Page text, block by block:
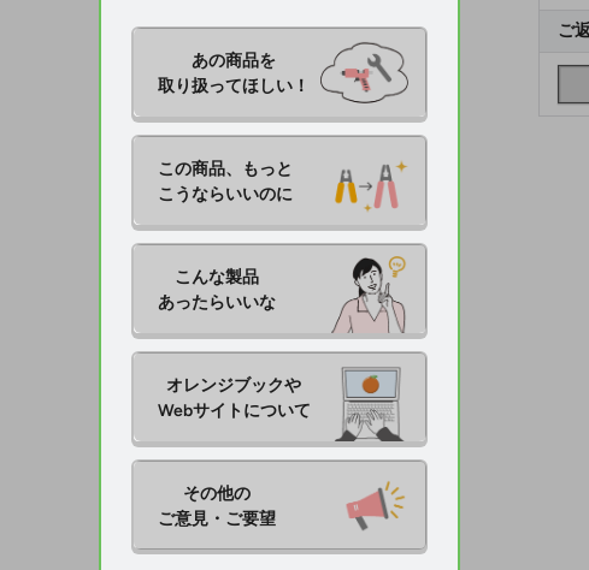
あの商品を
取り扱ってほしい！
この商品、もっと
こうならいいのに
こんな製品
あったらいいな
オレンジブックや
Webサイトについて
その他の
ご意見・ご要望
ご